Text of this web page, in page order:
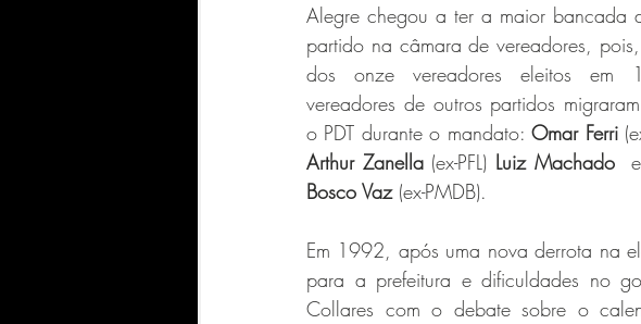
Alegre chegou a ter a maior bancada
partido na câmara de vereadores,
dos onze vereadores eleitos em
vereadores de outros partidos
o PDT durante o mandato: Omar Ferri
Arthur Zanella (ex-PFL) Luiz Machado e
Bosco Vaz (ex-PMDB).
Em 1992, após uma nova derrota na
para a prefeitura e dificuldades no
Collares com o debate sobre o